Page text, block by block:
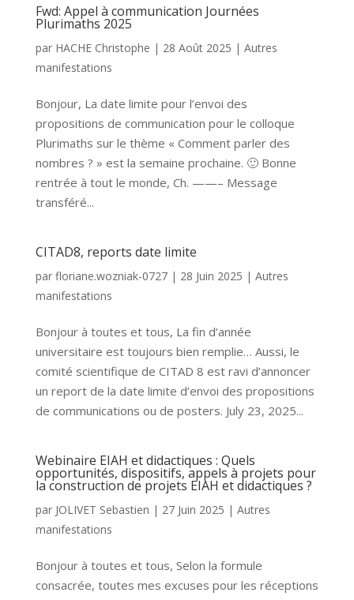
Fwd: Appel à communication Journées
Plurimaths 2025
par HACHE Christophe | 28 Août 2025 | Autres
manifestations
Bonjour, La date limite pour l’envoi des
propositions de communication pour le colloque
Plurimaths sur le thème « Comment parler des
nombres ? » est la semaine prochaine. 🙂 Bonne
rentrée à tout le monde, Ch. ——– Message
transféré...
CITAD8, reports date limite
par floriane.wozniak-0727| 28 Juin 2025 | Autres
manifestations
Bonjour à toutes et tous, La fin d’année
universitaire est toujours bien remplie… Aussi, le
comité scientifique de CITAD 8 est ravi d’annoncer
un report de la date limite d’envoi des propositions
de communications ou de posters. July 23, 2025...
Webinaire EIAH et didactiques : Quels
opportunités, dispositifs, appels à projets pour
la construction de projets EIAH et didactiques ?
par JOLIVET Sebastien | 27 Juin 2025 | Autres
manifestations
Bonjour à toutes et tous, Selon la formule
consacrée, toutes mes excuses pour les réceptions